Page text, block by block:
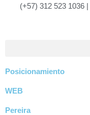
(+57) 312 523 1036 |
Posicionamiento
WEB
Pereira